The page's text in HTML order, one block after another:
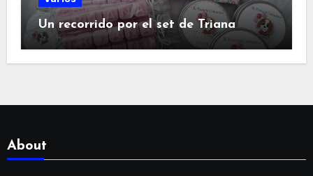
Un recorrido por el set de Triana
About